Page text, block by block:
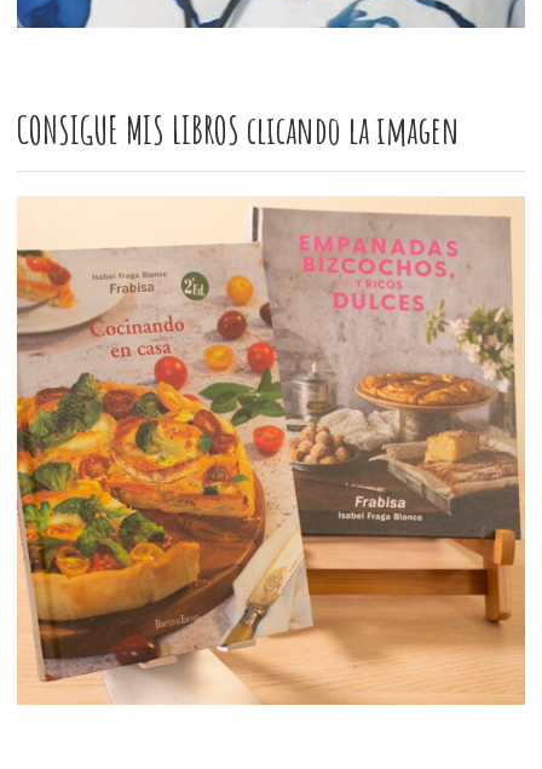
CONSIGUE MIS LIBROS clicando la imagen